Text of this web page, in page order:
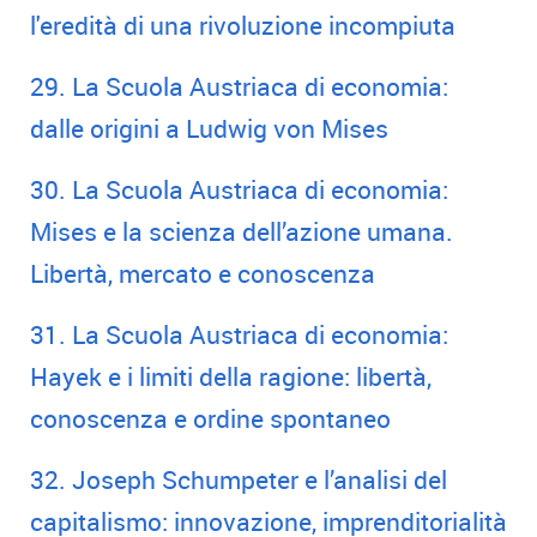
l'eredità di una rivoluzione incompiuta
29. La Scuola Austriaca di economia:
dalle origini a Ludwig von Mises
30. La Scuola Austriaca di economia:
Mises e la scienza dell’azione umana.
Libertà, mercato e conoscenza
31. La Scuola Austriaca di economia:
Hayek e i limiti della ragione: libertà,
conoscenza e ordine spontaneo
32. Joseph Schumpeter e l’analisi del
capitalismo: innovazione, imprenditorialità